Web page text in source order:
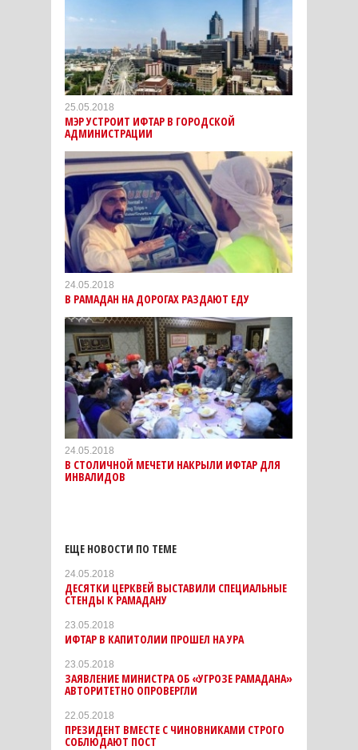
25.05.2018
МЭР УСТРОИТ ИФТАР В ГОРОДСКОЙ
АДМИНИСТРАЦИИ
24.05.2018
В РАМАДАН НА ДОРОГАХ РАЗДАЮТ ЕДУ
24.05.2018
В СТОЛИЧНОЙ МЕЧЕТИ НАКРЫЛИ ИФТАР ДЛЯ
ИНВАЛИДОВ
ЕЩЕ НОВОСТИ ПО ТЕМЕ
24.05.2018
ДЕСЯТКИ ЦЕРКВЕЙ ВЫСТАВИЛИ СПЕЦИАЛЬНЫЕ
СТЕНДЫ К РАМАДАНУ
23.05.2018
ИФТАР В КАПИТОЛИИ ПРОШЕЛ НА УРА
23.05.2018
ЗАЯВЛЕНИЕ МИНИСТРА ОБ «УГРОЗЕ РАМАДАНА»
АВТОРИТЕТНО ОПРОВЕРГЛИ
22.05.2018
ПРЕЗИДЕНТ ВМЕСТЕ С ЧИНОВНИКАМИ СТРОГО
СОБЛЮДАЮТ ПОСТ